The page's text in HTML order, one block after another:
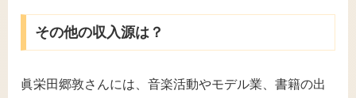
その他の収入源は？
眞栄田郷敦さんには、音楽活動やモデル業、書籍の出